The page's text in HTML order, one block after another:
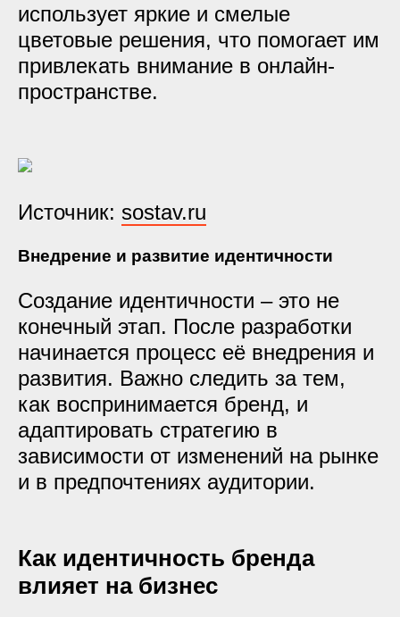
использует яркие и смелые
цветовые решения, что помогает им
привлекать внимание в онлайн-
пространстве.
Источник: sostav.ru
Внедрение и развитие идентичности
Создание идентичности – это не
конечный этап. После разработки
начинается процесс её внедрения и
развития. Важно следить за тем,
как воспринимается бренд, и
адаптировать стратегию в
зависимости от изменений на рынке
и в предпочтениях аудитории.
Как идентичность бренда
влияет на бизнес